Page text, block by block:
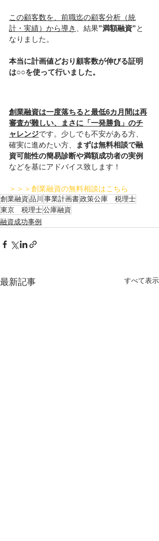
この顧客数を、前職迄の顧客分析（統
計・実績）から導き
、結果”満額融資”と
なりました。
本当に計画値どおり顧客数が伸びる証明
は○○を使って行いました。
創業融資は一度落ちると最低6カ月間は再
審査が難しい、まさに「一発勝負」のチ
ャレンジです。少しでも不安がある方、
確実に進めたい方、
まずは無料相談で融
資可能性の簡易診断や満額成功者の実例
などを基にアドバイス致します！
＞＞＞創業融資の無料相談はこちら
創業融資 品川 事業計画書政策公庫 税理士
東京 税理士公庫融資
融資成功事例
最新記事 すべて表示